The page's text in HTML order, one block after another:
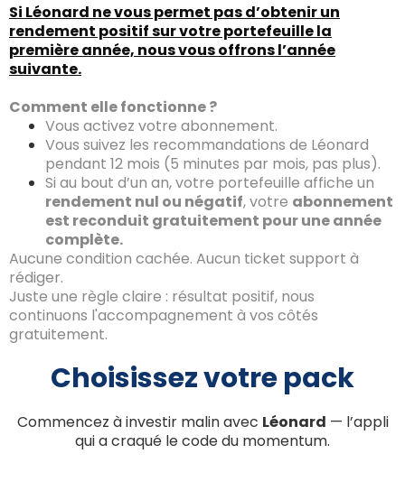
Si Léonard ne vous permet pas d’obtenir un
rendement positif sur votre portefeuille la
première année, nous vous offrons l’année
suivante.
Comment elle fonctionne ?
Vous activez votre abonnement.
Vous suivez les recommandations de Léonard
pendant 12 mois (5 minutes par mois, pas plus).
Si au bout d’un an, votre portefeuille affiche un
rendement nul ou négatif, votre abonnement
est reconduit gratuitement pour une année
complète.
Aucune condition cachée. Aucun ticket support à
rédiger.
Juste une règle claire : résultat positif, nous
continuons l'accompagnement à vos côtés
gratuitement.
Choisissez votre pack
Commencez à investir malin avec Léonard — l’appli
qui a craqué le code du momentum.